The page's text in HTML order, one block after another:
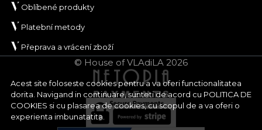
Acest site foloseste cookies pentru a va oferi functionalitatea
dorita. Navigand in continuare, sunteti de acord cu POLITICA DE
COOKIES si cu plasarea de cookies, cu scopul de a va oferi o
experienta imbunatatita.
Oblíbené produkty
Platební metody
Přeprava a vrácení zboží
© House of VLAdiLA 2026